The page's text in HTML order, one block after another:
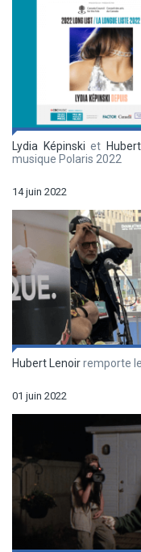
Lydia Képinski et
musique Polaris 2022
14 juin 2022
Hubert Lenoirremporte
01 juin 2022